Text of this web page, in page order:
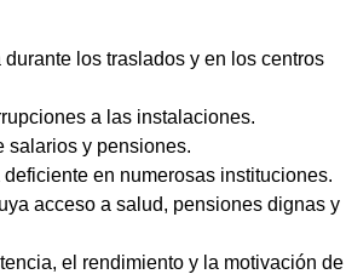
los traslados y en los centros
a las instalaciones.
salarios y pensiones.
en numerosas instituciones.
acceso a salud, pensiones dignas y
el rendimiento y la motivación de